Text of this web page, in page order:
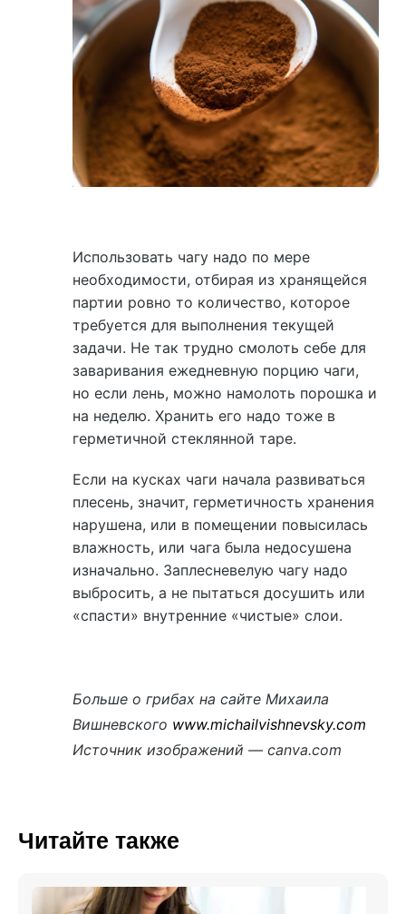
Использовать чагу надо по мере
необходимости, отбирая из хранящейся
партии ровно то количество, которое
требуется для выполнения текущей
задачи. Не так трудно смолоть себе для
заваривания ежедневную порцию чаги,
но если лень, можно намолоть порошка и
на неделю. Хранить его надо тоже в
герметичной стеклянной таре.
Если на кусках чаги начала развиваться
плесень, значит, герметичность хранения
нарушена, или в помещении повысилась
влажность, или чага была недосушена
изначально. Заплесневелую чагу надо
выбросить, а не пытаться досушить или
«спасти» внутренние «чистые» слои.
Больше о грибах на сайте Михаила
Вишневского www.michailvishnevsky.com
Источник изображений — canva.com
Читайте также